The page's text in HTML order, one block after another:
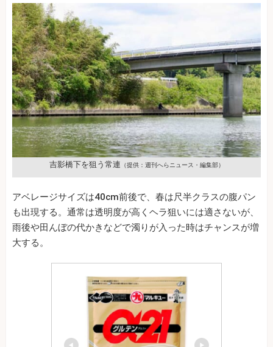
吉影橋下を狙う常連 （提供：週刊へらニュース・編集部）
アベレージサイズは40cm前後で、春は尺半クラスの腹パン
も出現する。通常は透明度が高くヘラ狙いには適さないが、
雨後や田んぼの代かきなどで濁りが入った時はチャンスが増
大する。